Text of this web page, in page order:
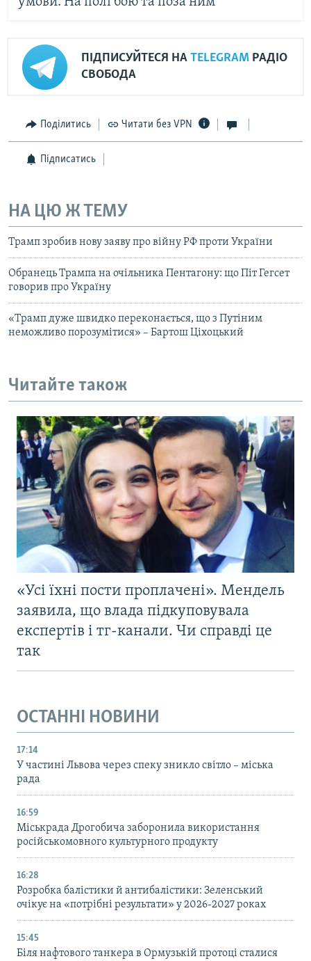
ПІДПИСУЙТЕСЯ НА TELEGRAM РАДІО
СВОБОДА
Поділитись Читати без VPN
Підписатись
НА ЦЮ Ж ТЕМУ
Трамп зробив нову заяву про війну РФ проти України
Обранець Трампа на очільника Пентагону: що Піт Гегсет
говорив про Україну
«Трамп дуже швидко переконається, що з Путіним
неможливо порозумітися» – Бартош Ціхоцький
Читайте також
«Усі їхні пости проплачені». Мендель
заявила, що влада підкуповувала
експертів і тг-канали. Чи справді це
так
ОСТАННІ НОВИНИ
17:14
У частині Львова через спеку зникло світло – міська
рада
16:59
Міськрада Дрогобича заборонила використання
російськомовного культурного продукту
16:28
Розробка балістики й антибалістики: Зеленський
очікує на «потрібні результати» у 2026-2027 роках
15:45
Біля нафтового танкера в Ормузькій протоці сталися